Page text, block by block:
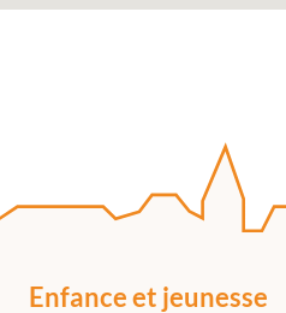
Enfance et jeunesse